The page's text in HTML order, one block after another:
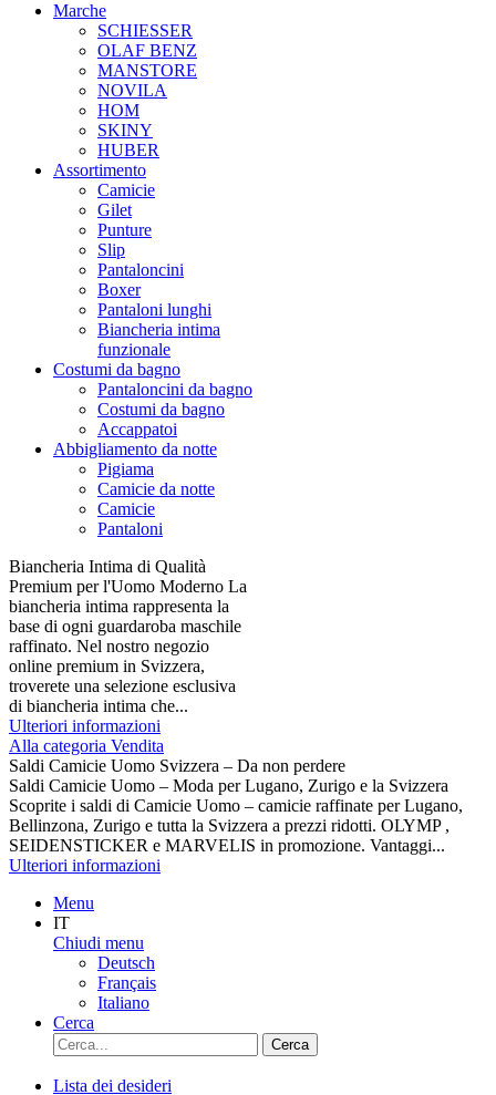
Marche
SCHIESSER
OLAF BENZ
MANSTORE
NOVILA
HOM
SKINY
HUBER
Assortimento
Camicie
Gilet
Punture
Slip
Pantaloncini
Boxer
Pantaloni lunghi
Biancheria intima
funzionale
Costumi da bagno
Pantaloncini da bagno
Costumi da bagno
Accappatoi
Abbigliamento da notte
Pigiama
Camicie da notte
Camicie
Pantaloni
Biancheria Intima di Qualità
Premium per l'Uomo Moderno La
biancheria intima rappresenta la
base di ogni guardaroba maschile
raffinato. Nel nostro negozio
online premium in Svizzera,
troverete una selezione esclusiva
di biancheria intima che...
Ulteriori informazioni
Alla categoria Vendita
Saldi Camicie Uomo Svizzera – Da non perdere
Saldi Camicie Uomo – Moda per Lugano, Zurigo e la Svizzera
Scoprite i saldi di Camicie Uomo – camicie raffinate per Lugano,
Bellinzona, Zurigo e tutta la Svizzera a prezzi ridotti. OLYMP ,
SEIDENSTICKER e MARVELIS in promozione. Vantaggi...
Ulteriori informazioni
Menu
IT
Chiudi menu
Deutsch
Français
Italiano
Cerca
Cerca
Lista dei desideri